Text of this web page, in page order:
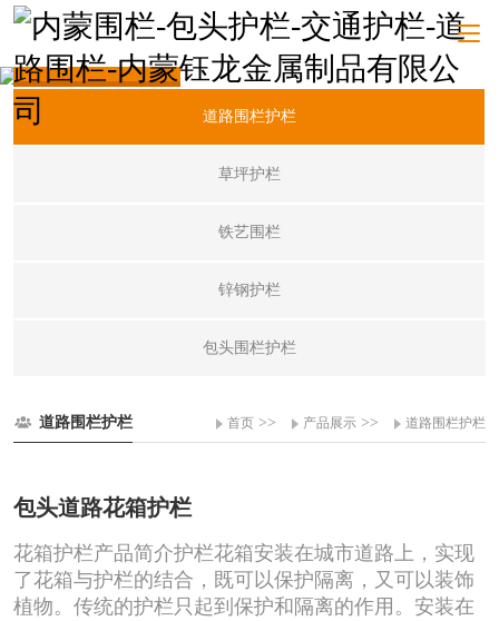
产品展示
道路围栏护栏
草坪护栏
铁艺围栏
锌钢护栏
包头围栏护栏
道路围栏护栏 首页 >> 产品展示 >> 道路围栏护栏
包头道路花箱护栏
花箱护栏产品简介护栏花箱安装在城市道路上，实现
了花箱与护栏的结合，既可以保护隔离，又可以装饰
植物。传统的护栏只起到保护和隔离的作用。安装在